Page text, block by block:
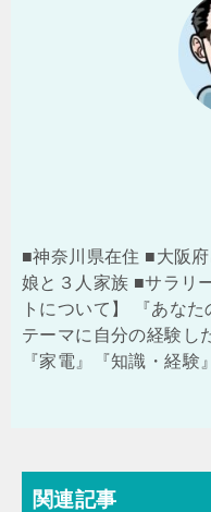
■神奈川県在住 ■大阪
娘と３人家族 ■サラリ
トについて】 『あな
テーマに自分の経験し
『家電』『知識・経験
関連記事